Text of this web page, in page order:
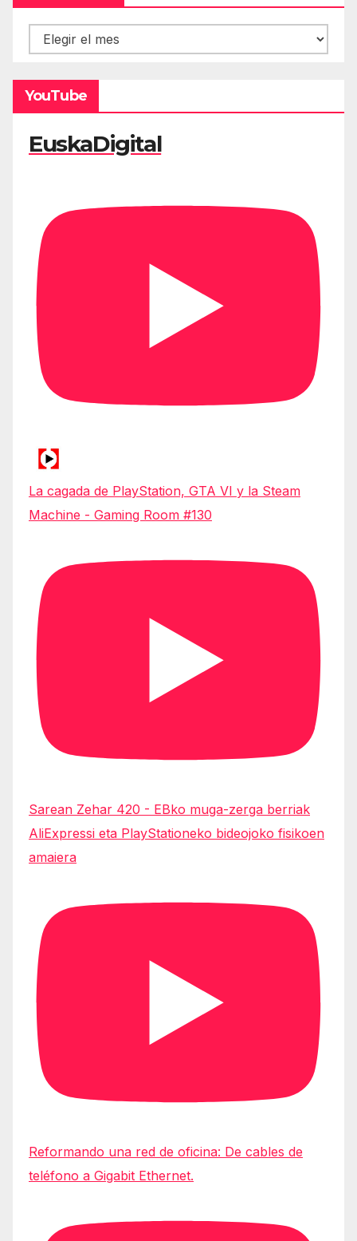
Hemeroteca
YouTube
EuskaDigital
La cagada de PlayStation, GTA VI y la Steam
Machine - Gaming Room #130
Sarean Zehar 420 - EBko muga-zerga berriak
AliExpressi eta PlayStationeko bideojoko fisikoen
amaiera
Reformando una red de oficina: De cables de
teléfono a Gigabit Ethernet.